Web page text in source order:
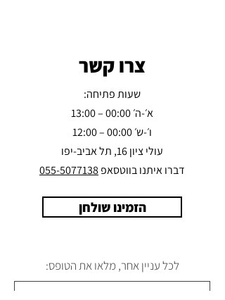
צרו קשר
שעות פתיחה:
א׳-ה׳ 00:00 – 13:00
ו׳-ש׳ 00:00 – 12:00
עולי ציון 16, תל אביב-יפו
דברו איתנו בווטסאפ055-5077138
הזמינו שולחן
לכל עניין אחר, מלאו את הטופס: